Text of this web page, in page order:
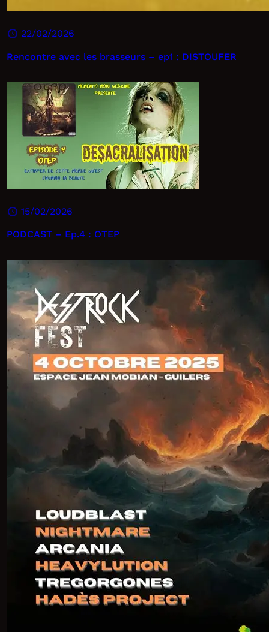
22/02/2026
Rencontre avec les brasseurs – ep1 : DISTOUFER
15/02/2026
PODCAST – Ep.4 : OTEP